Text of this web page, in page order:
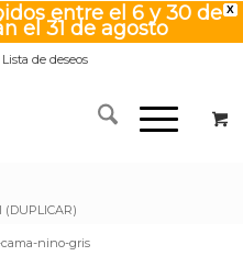
X
entre el 6 y 30 de
el 31 de agosto
Lista de deseos
nino-gris